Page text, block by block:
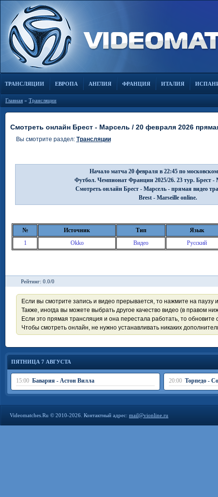
ТРАНСЛЯЦИИ ЕВРОПА АНГЛИЯ ФРАНЦИЯ ИТАЛИЯ
Главная » Трансляции
Смотреть онлайн Брест - Марсель / 20 февраля 2026
Вы смотрите раздел: Трансляции
Начало матча 20 февраля в 22:45 по
Футбол. Чемпионат Франции 2025/26. 23 тур. Брест -
Смотреть онлайн Брест - Марсель - прямая видео
Brest - Marseille online.
№ Источник Тип
Язык
1
Okko Видео Русский
Рейтинг: 0.0/0
Если вы смотрите запись и видео прерывается, то нажмите на паузу
Также, иногда вы можете выбрать другое качество видео (в правом
Если это прямая трансляция и она перестала работать, то обновите
Чтобы смотреть онлайн, не нужно устанавливать никаких
ПЯТНИЦА 7 АВГУСТА
15:00 Бавария - Астон Вилла 20:00 Торпедо -
Videomatches.Ru © 2010-2026. Контактный адрес: mail@vionline.ru